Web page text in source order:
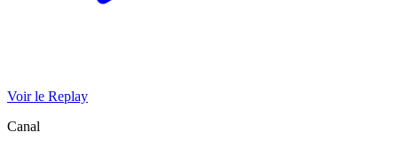
Voir le Replay
Canal